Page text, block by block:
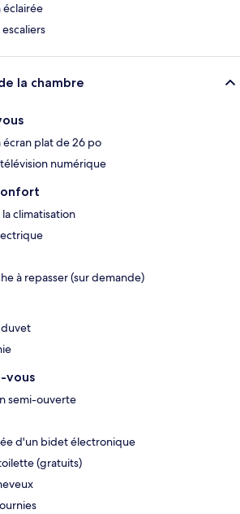
éclairée
la chambre
écran plat de 26 po
numérique
climatisation
à repasser (sur demande)
vous
semi-ouverte
d'un bidet électronique
(gratuits)